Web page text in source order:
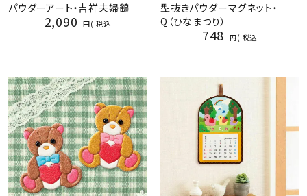
パウダーアート・吉祥夫婦鶴
2,090 税込
型抜きパウダーマグネット・
Q（ひなまつり）
748 税込